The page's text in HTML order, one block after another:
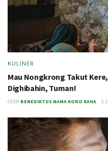
KULINER
Mau Nongkrong Takut
Dighibahin, Tuman!
OLEH BENEDIKTUS NAMA KORO KAHA 2